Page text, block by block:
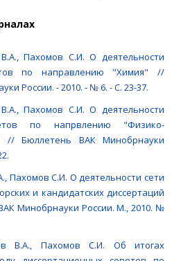
Пахомов С.И. О деятельности
по направлению "Химия" //
России. - 2010. - № 6. - С. 23-37.
Пахомов С.И. О деятельности
по напрвлению "Физико-
// Бюллетень ВАК Минобрнауки
Пахомов С.И. О деятельности сети
и кандидатских диссертаций
Минобрнауки России. М., 2010. №
В.А., Пахомов С.И. Об итогах